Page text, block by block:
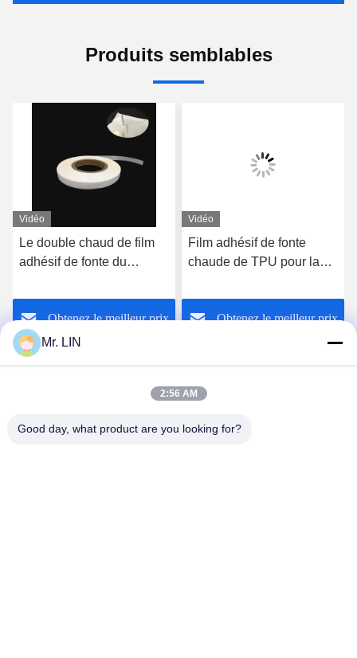
Produits semblables
Vidéo
Le double chaud de film
adhésif de fonte du
sport a dégrossi 0.18mm
0.2mmObtenez le meilleur prix
Vidéo
Film adhésif de fonte
chaude de TPU pour la
de textile 0.1mm 0.12mm
Obtenez le meilleur prix
Guangdong Jinhonghai New Material
Mr. LIN
2:56 AM
Good day, what product are you looking for?